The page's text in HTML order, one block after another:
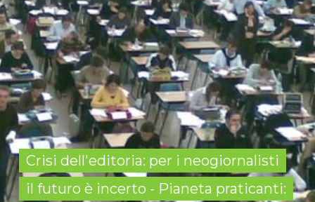
Crisi dell'editoria: per i neogiornalisti
il futuro è incerto - Pianeta praticanti: